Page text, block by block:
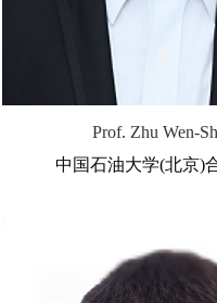
Prof. Zhu Wen-
中国石油大学(北京)